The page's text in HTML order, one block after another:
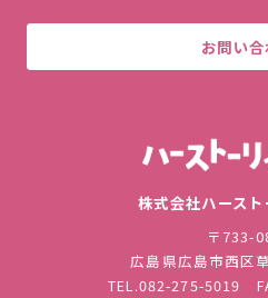
お問い
株式会社ハース
〒733-
広島県広島市西区
TEL.082-275-5019